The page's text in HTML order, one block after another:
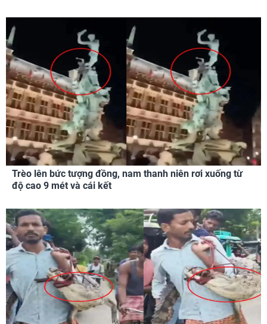
Trèo lên bức tượng đồng, nam thanh niên rơi xuống từ
độ cao 9 mét và cái kết